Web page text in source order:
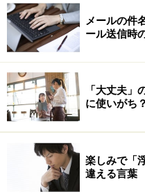
特に「やばい」は、よ
り、失敗したりと、都合
な意味でも使われる点が
すごい、かっこいい、感
の気持ちに近いのでしょう
なぜ「やばい」
メールの件
ール送信時
「大丈夫
に使いがち？
楽しみで「
違える言葉